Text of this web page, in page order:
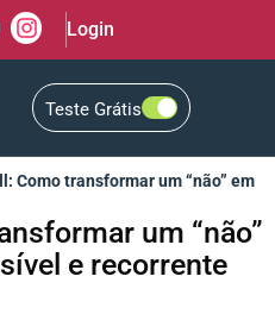
Login
Teste Grátis
Como transformar um “não” em
um “não”
e recorrente